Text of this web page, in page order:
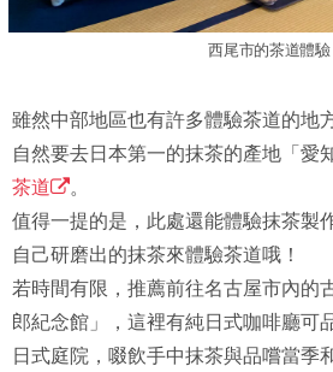
西尾市的茶道體驗
雖然中部地區也有許多體驗茶道的地
自然要去日本第一的抹茶的產地「愛
茶道
。
值得一提的是，此處還能體驗抹茶製
自己研磨出的抹茶來體驗茶道哦！
若時間有限，推薦前往名古屋市內的
郎紀念館」，這裡有純日式咖啡廳可
日式庭院，啜飲手中抹茶與品嚐當季